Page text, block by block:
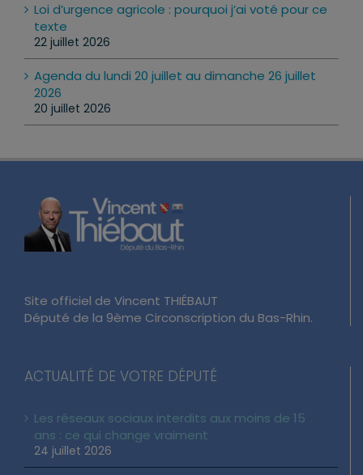
Loi d’urgence agricole : pourquoi j’ai voté pour ce
texte
22 juillet 2026
Agenda du lundi 20 juillet au dimanche 26 juillet
2026
20 juillet 2026
Site officiel de Vincent THIÉBAUT
Député de la 9ème Circonscription du Bas-Rhin.
ACTUALITÉ DE VOTRE DÉPUTÉ
Les réseaux sociaux interdits aux moins de 15
ans : ce qui change vraiment
24 juillet 2026